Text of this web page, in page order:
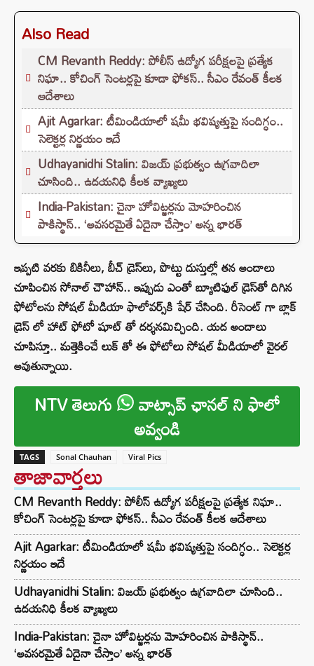
Also Read
CM Revanth Reddy: పోలీస్ ఉద్యోగ పరీక్షలపై ప్రత్యేక
నిఘా.. కోచింగ్ సెంటర్లపై కూడా ఫోకస్.. సీఎం రేవంత్ కీలక
ఆదేశాలు
Ajit Agarkar: టీమిండియాలో షమీ భవిష్యత్తుపై సందిగ్ధం..
సెలెక్టర్ల నిర్ణయం ఇదే
Udhayanidhi Stalin: విజయ్ ప్రభుత్వం ఉగ్రవాదిలా
చూసింది.. ఉదయనిధి కీలక వ్యాఖ్యలు
India-Pakistan: చైనా హోవిట్జర్లను మోహరించిన
పాకిస్థాన్.. ‘అవసరమైతే ఏదైనా చేస్తాం’ అన్న భారత్
ఇప్పటి వరకు బికినీలు, బీచ్‌ డ్రెస్‌లు, పొట్టు దుస్తుల్లో తన అందాలు
చూపించిన సోనాల్‌ చౌహాన్.. ఇప్పుడు ఎంతో బ్యూటిఫుల్‌ డ్రెస్‌తో దిగిన
ఫోటోలను సోషల్ మీడియా ఫాలోవర్స్‌కి షేర్ చేసింది. రీసెంట్‌ గా బ్లాక్
డ్రెస్ లో హాట్ ఫోటో షూట్ తో దర్శనమిచ్చింది. యద అందాలు
చూపిస్తూ.. మత్తెకించే లుక్ తో ఈ ఫోటోలు సోషల్ మీడియాలో వైరల్
అవుతున్నాయి.
NTV తెలుగు వాట్సాప్ ఛానల్ ని ఫాలో
అవ్వండి
TAGS Sonal Chauhan Viral Pics
తాజావార్తలు
CM Revanth Reddy: పోలీస్ ఉద్యోగ పరీక్షలపై ప్రత్యేక నిఘా..
కోచింగ్ సెంటర్లపై కూడా ఫోకస్.. సీఎం రేవంత్ కీలక ఆదేశాలు
Ajit Agarkar: టీమిండియాలో షమీ భవిష్యత్తుపై సందిగ్ధం.. సెలెక్టర్ల
నిర్ణయం ఇదే
Udhayanidhi Stalin: విజయ్ ప్రభుత్వం ఉగ్రవాదిలా చూసింది..
ఉదయనిధి కీలక వ్యాఖ్యలు
India-Pakistan: చైనా హోవిట్జర్లను మోహరించిన పాకిస్థాన్..
‘అవసరమైతే ఏదైనా చేస్తాం’ అన్న భారత్